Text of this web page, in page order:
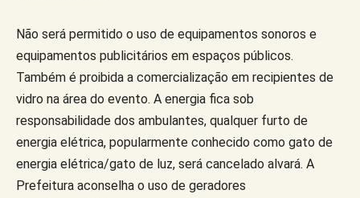
Não será permitido o uso de equipamentos sonoros e
equipamentos publicitários em espaços públicos.
Também é proibida a comercialização em recipientes de
vidro na área do evento. A energia fica sob
responsabilidade dos ambulantes, qualquer furto de
energia elétrica, popularmente conhecido como gato de
energia elétrica/gato de luz, será cancelado alvará. A
Prefeitura aconselha o uso de geradores